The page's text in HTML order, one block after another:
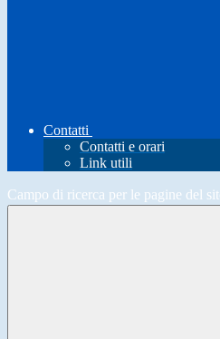
Contatti
Contatti e orari
Link utili
Campo di ricerca per le pagine del